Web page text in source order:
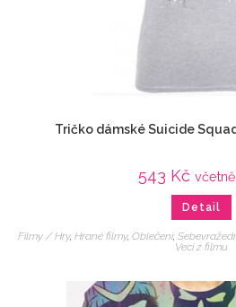
Tričko dámské Suicide
543 Kč včetně
Detail
Filmy / Hry, Hrané filmy, Oblečení,
Veci z filmu